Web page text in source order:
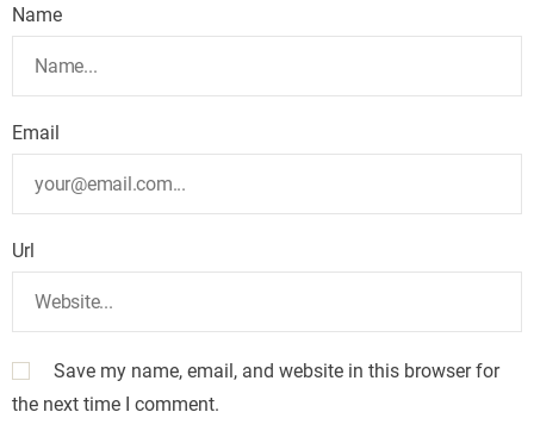
Name
Email
Url
Save my name, email, and website in this browser for
the next time I comment.